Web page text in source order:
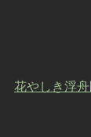
花やしき浮